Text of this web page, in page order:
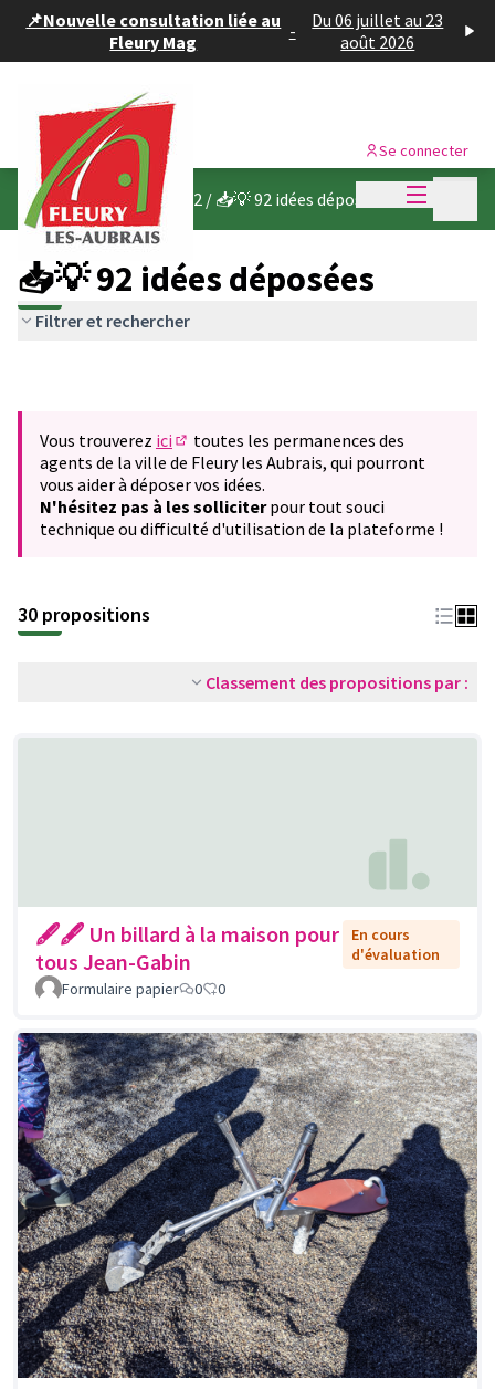
📌Nouvelle consultation liée au
Fleury Mag
-
Du 06 juillet au 23
août 2026
Menu
Se connecter
Budget participatif 2022 / 📥💡 92 idées déposées
📥💡 92 idées déposées
Filtrer et rechercher
Vous trouverez ici
(S'ouvre dans un nouvel onglet)
toutes les permanences des
agents de la ville de Fleury les Aubrais, qui pourront
vous aider à déposer vos idées.
N'hésitez pas à les solliciterpour tout souci
technique ou difficulté d'utilisation de la plateforme !
30 propositions
Classement des propositions par :
🖋🖋 Un billard à la maison pour
tous Jean-Gabin
En cours
d'évaluation
Formulaire papier
0 0
Panneau de gestion des cookies